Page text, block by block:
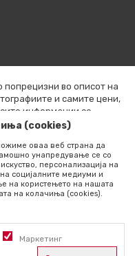
во описот на
и самите цени,
информации се
прикажани на сајтот се
можете да ја
SOFT. Сите права
(cookies)
оваа веб страна да
унапредување се со
персонализација на
социјалните медиуми и
на користењето на нашата
на колачиња (cookies).
Маркетинг